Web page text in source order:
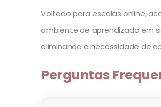
Voltado para escolas online,
ambiente de aprendizado em
eliminando a necessidade de
Perguntas